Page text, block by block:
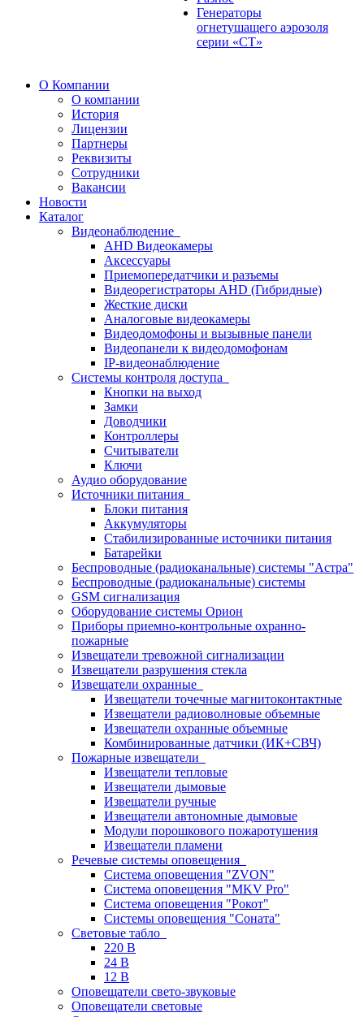
Генераторы
огнетушащего аэрозоля
серии «СТ»
О Компании
О компании
История
Лицензии
Партнеры
Реквизиты
Сотрудники
Вакансии
Новости
Каталог
Видеонаблюдение
AHD Видеокамеры
Аксессуары
Приемопередатчики и разъемы
Видеорегистраторы AHD (Гибридные)
Жесткие диски
Аналоговые видеокамеры
Видеодомофоны и вызывные панели
Видеопанели к видеодомофонам
IP-видеонаблюдение
Системы контроля доступа
Кнопки на выход
Замки
Доводчики
Контроллеры
Считыватели
Ключи
Аудио оборудование
Источники питания
Блоки питания
Аккумуляторы
Стабилизированные источники питания
Батарейки
Беспроводные (радиоканальные) системы "Астра"
Беспроводные (радиоканальные) системы
GSM сигнализация
Оборудование системы Орион
Приборы приемно-контрольные охранно-
пожарные
Извещатели тревожной сигнализации
Извещатели разрушения стекла
Извещатели охранные
Извещатели точечные магнитоконтактные
Извещатели радиоволновые объемные
Извещатели охранные объемные
Комбинированные датчики (ИК+СВЧ)
Пожарные извещатели
Извещатели тепловые
Извещатели дымовые
Извещатели ручные
Извещатели автономные дымовые
Модули порошкового пожаротушения
Извещатели пламени
Речевые системы оповещения
Система оповещения "ZVON"
Система оповещения "MKV Pro"
Система оповещения "Рокот"
Системы оповещения "Соната"
Световые табло
220 В
24 В
12 В
Оповещатели свето-звуковые
Оповещатели световые